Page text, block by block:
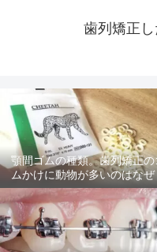
歯列矯正
顎間ゴムの種類。歯列矯正の
ムかけに動物が多いのはなぜ